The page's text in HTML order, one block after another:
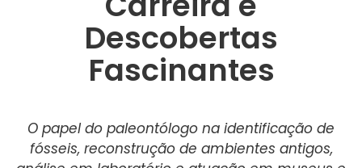
Descobertas
Fascinantes
O papel do paleontólogo na identificação de
fósseis, reconstrução de ambientes antigos,